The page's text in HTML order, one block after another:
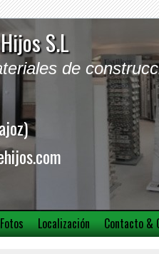
S.L
de
Localización Contacto &